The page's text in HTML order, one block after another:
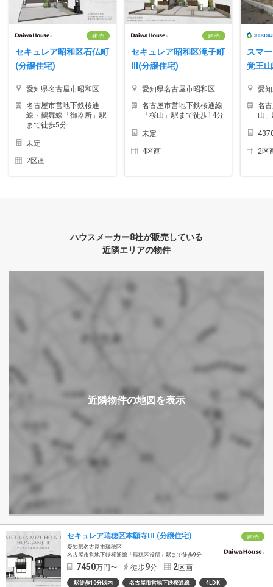
建 売
セキュレア昭和区石仏町
(分譲住宅)
愛知県名古屋市昭和区
名古屋市営地下鉄桜通
線・鶴舞線「御器所」駅
まで徒歩5分
未定
2区画
建 売
セキュレア昭和区滝子町
III(分譲住宅)
愛知県名古屋市昭和区
名古屋市営地下鉄桜通線
「桜山」駅まで徒歩14分
未定
4区画
スマ
覚王
愛
名
山
2区
ハウスメーカー8社が販売している
近隣エリアの物件
建 売
セキュレア瑞穂区本願寺III (分譲住宅)
愛知県名古屋市瑞穂区
名古屋市営地下鉄桜通線「瑞穂区役所」駅まで徒歩9分
7450万円〜 徒歩9分 2区画
駅徒歩10分以内 名古屋市営地下鉄桜通線 4LDK